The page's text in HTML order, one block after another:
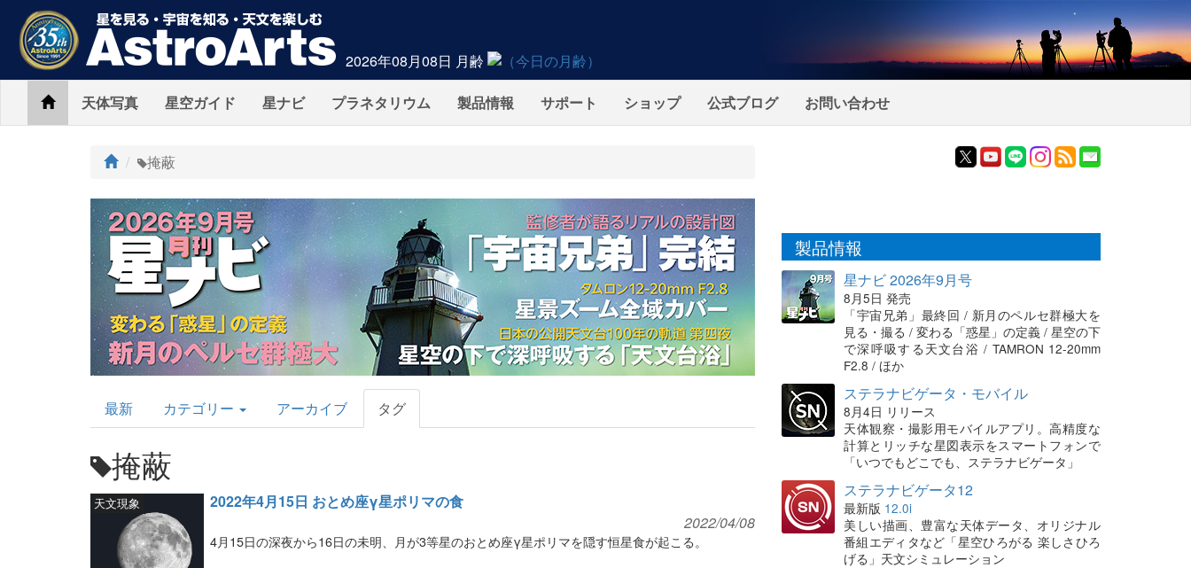
2026年08月08日 月齢
Home天体写真 星空ガイド 星ナビ プラネタリウム 製品情報 サポート ショップ 公式ブログ お問い合わせ
ト
プ
掩蔽
AstroArts
Topics
最新 カテゴリー アーカイブ タグ
掩蔽
2022年4月15日 おとめ座γ星ポリマの食
天文現象
2022/04/08
4月15日の深夜から16日の未明、月が3等星のおとめ座γ星ポリマを隠す恒星食が起こる。
製品情報
星ナビ 2026年9月号
8月5日 発売
「宇宙兄弟」最終回 / 新月のペルセ群極大を
見る・撮る / 変わる「惑星」の定義 / 星空の下
で深呼吸する天文台浴 / TAMRON 12-20mm
F2.8 / ほか
ステラナビゲータ・モバイル
8月4日 リリース
天体観察・撮影用モバイルアプリ。高精度な
計算とリッチな星図表示をスマートフォンで
「いつでもどこでも、ステラナビゲータ」
ステラナビゲータ12
最新版 12.0i
美しい描画、豊富な天体データ、オリジナル
番組エディタなど「星空ひろがる 楽しさひろ
げる」天文シミュレーション